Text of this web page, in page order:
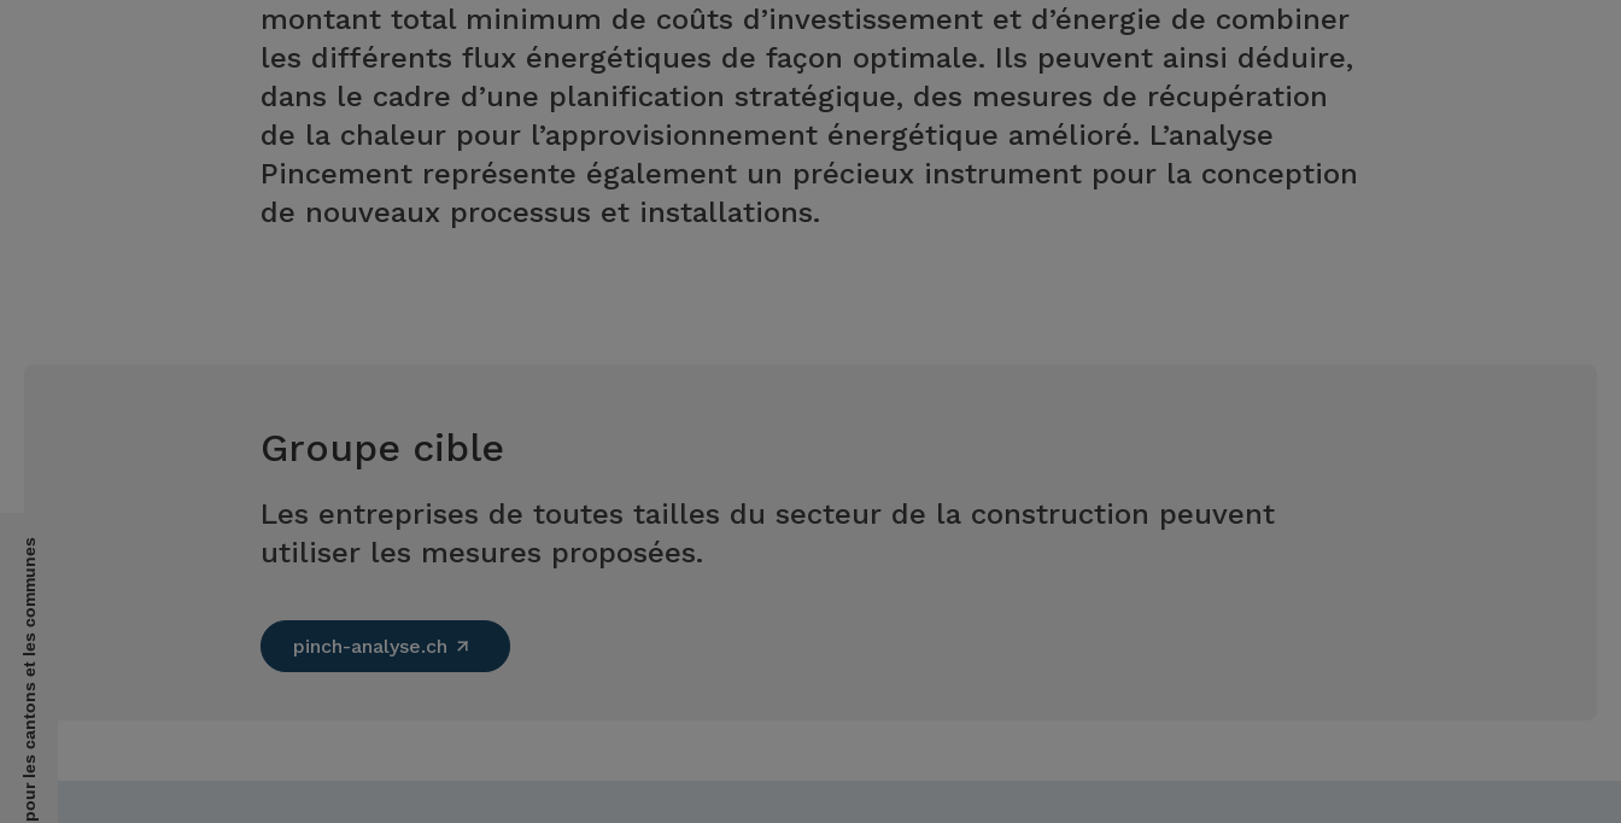
montant total minimum de coûts d’investissement et d’énergie de combiner
les différents flux énergétiques de façon optimale. Ils peuvent ainsi déduire,
dans le cadre d’une planification stratégique, des mesures de récupération
de la chaleur pour l’approvisionnement énergétique amélioré. L’analyse
Pincement représente également un précieux instrument pour la conception
de nouveaux processus et installations.
Groupe cible
Les entreprises de toutes tailles du secteur de la construction peuvent
utiliser les mesures proposées.
pinch-analyse.ch
pour les cantons et les communes